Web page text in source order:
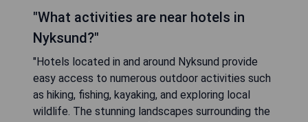
"What activities are near hotels in
Nyksund?"
"Hotels located in and around Nyksund provide
easy access to numerous outdoor activities such
as hiking, fishing, kayaking, and exploring local
wildlife. The stunning landscapes surrounding the